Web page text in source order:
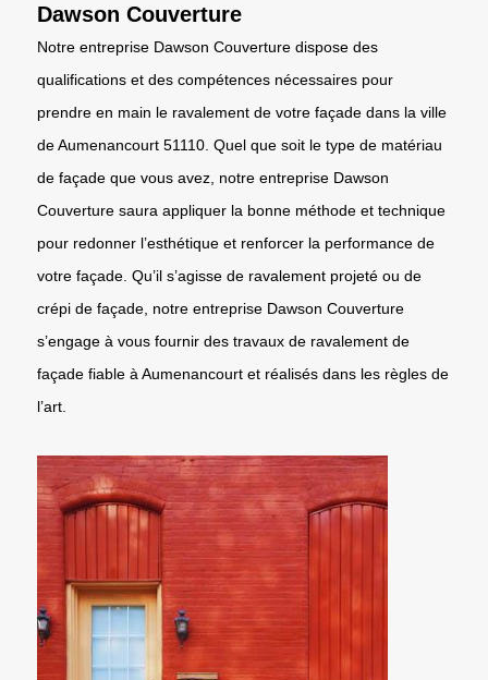
Dawson Couverture
Notre entreprise Dawson Couverture dispose des
qualifications et des compétences nécessaires pour
prendre en main le ravalement de votre façade dans la ville
de Aumenancourt 51110. Quel que soit le type de matériau
de façade que vous avez, notre entreprise Dawson
Couverture saura appliquer la bonne méthode et technique
pour redonner l’esthétique et renforcer la performance de
votre façade. Qu’il s’agisse de ravalement projeté ou de
crépi de façade, notre entreprise Dawson Couverture
s’engage à vous fournir des travaux de ravalement de
façade fiable à Aumenancourt et réalisés dans les règles de
l’art.